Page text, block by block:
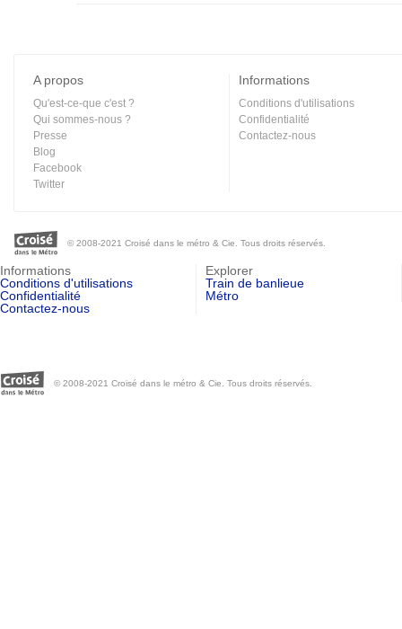
A propos
Qu'est-ce-que c'est ?
Qui sommes-nous ?
Presse
Blog
Facebook
Twitter
Informations
Conditions d'utilisations
Confidentialité
Contactez-nous
© 2008-2021 Croisé dans le métro & Cie. Tous droits réservés.
Informations
Conditions d'utilisations
Confidentialité
Contactez-nous
Explorer
Train de banlieue
Métro
© 2008-2021 Croisé dans le métro & Cie. Tous droits réservés.